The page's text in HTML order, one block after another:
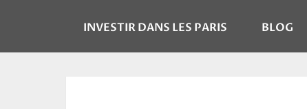
INVESTIR DANS LES PARIS BLOG